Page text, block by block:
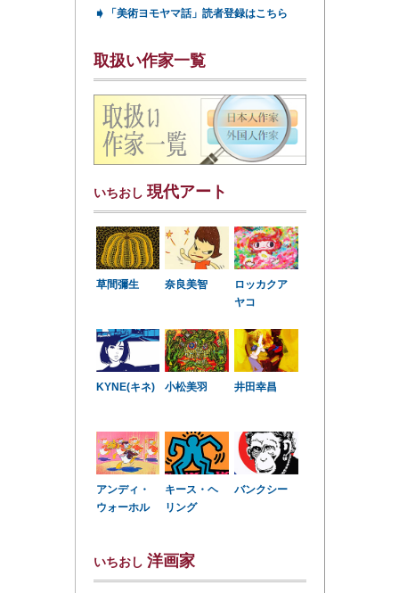
➧ 「美術ヨモヤマ話」読者登録はこちら
取扱い作家一覧
いちおし 現代アート
草間彌生 奈良美智
ロッカクア
ヤコ
KYNE(キネ) 小松美羽 井田幸昌
アンディ・
ウォーホル
キース・ヘ
リング
バンクシー
いちおし 洋画家